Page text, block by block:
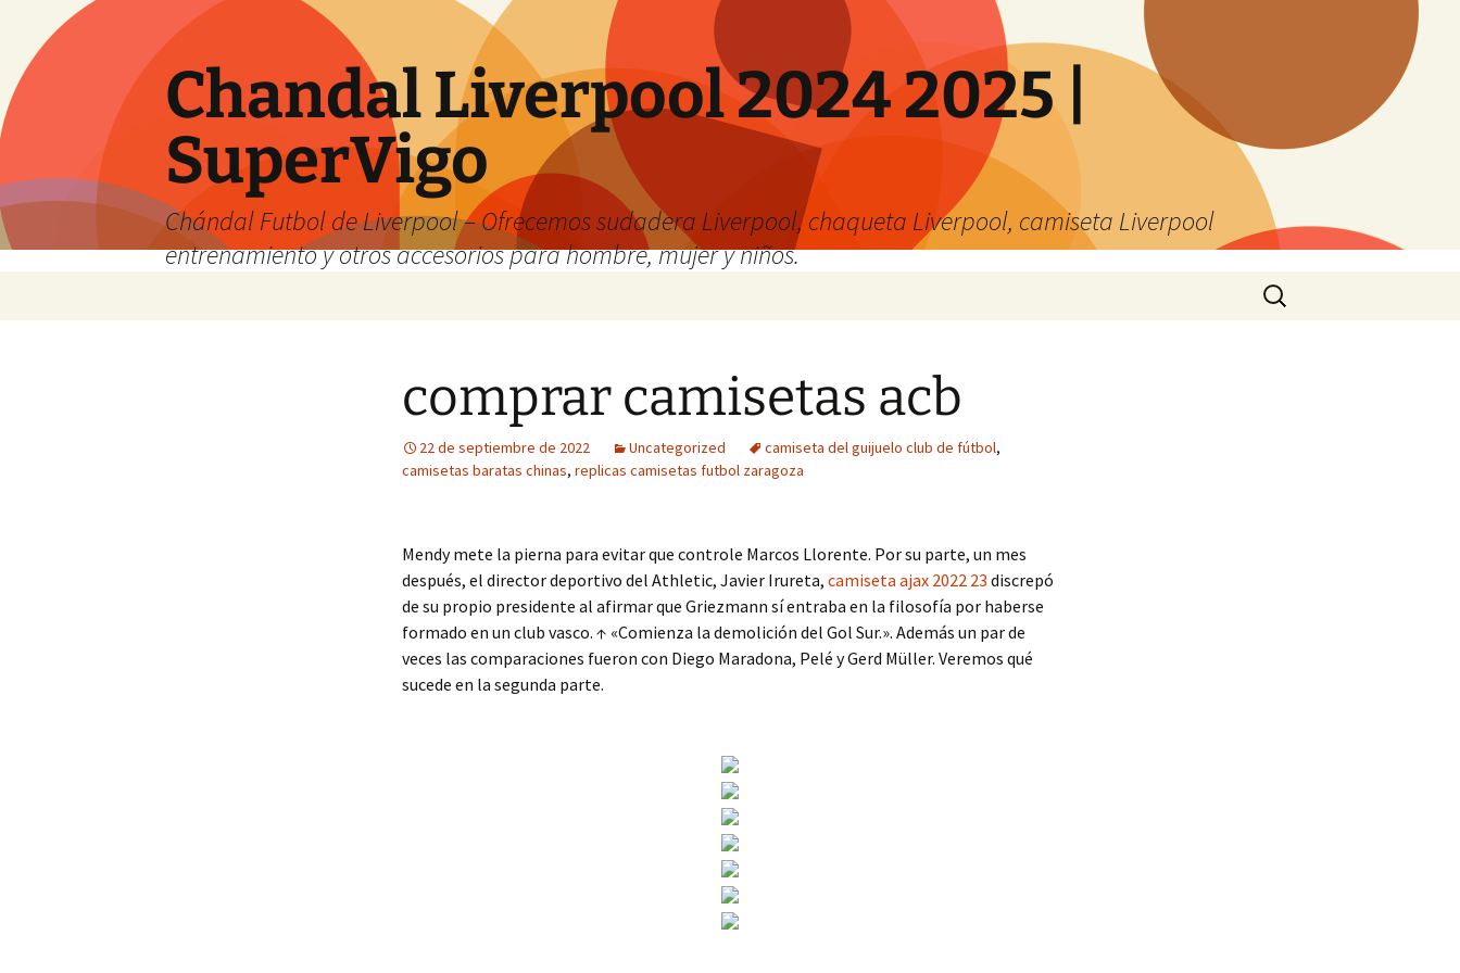
Chandal Liverpool 2024 2025 |
SuperVigo
Chándal Futbol de Liverpool – Ofrecemos sudadera Liverpool, chaqueta Liverpool, camiseta Liverpool
entrenamiento y otros accesorios para hombre, mujer y niños.
Buscar:
comprar camisetas acb
22 de septiembre de 2022 Uncategorized camiseta del guijuelo club de fútbol,
camisetas baratas chinas, replicas camisetas futbol zaragoza
Mendy mete la pierna para evitar que controle Marcos Llorente. Por su parte, un mes
después, el director deportivo del Athletic, Javier Irureta, camiseta ajax 2022 23 discrepó
de su propio presidente al afirmar que Griezmann sí entraba en la filosofía por haberse
formado en un club vasco. ↑ «Comienza la demolición del Gol Sur.». Además un par de
veces las comparaciones fueron con Diego Maradona, Pelé y Gerd Müller. Veremos qué
sucede en la segunda parte.